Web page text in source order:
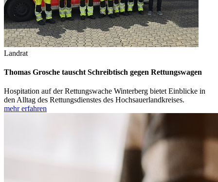
Landrat
Thomas Grosche tauscht Schreibtisch gegen Rettungswagen
Hospitation auf der Rettungswache Winterberg bietet Einblicke in
den Alltag des Rettungsdienstes des Hochsauerlandkreises.
mehr erfahren